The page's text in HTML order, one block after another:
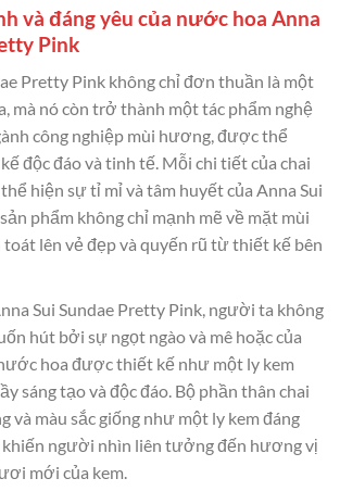
và đáng yêu của nước hoa Anna
Pink
Pretty Pink không chỉ đơn thuần là một
mà nó còn trở thành một tác phẩm nghệ
công nghiệp mùi hương, được thể
độc đáo và tinh tế. Mỗi chi tiết của chai
hiện sự tỉ mỉ và tâm huyết của Anna Sui
phẩm không chỉ mạnh mẽ về mặt mùi
lên vẻ đẹp và quyến rũ từ thiết kế bên
Sui Sundae Pretty Pink, người ta không
hút bởi sự ngọt ngào và mê hoặc của
hoa được thiết kế như một ly kem
sáng tạo và độc đáo. Bộ phần thân chai
và màu sắc giống như một ly kem đáng
khiến người nhìn liên tưởng đến hương vị
mới của kem.